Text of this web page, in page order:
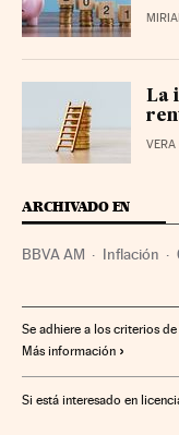
La
VERA
ARCHIVADO EN
BBVA AM Inflación
Fondos inversión
Se adhiere a los criterios de
Más información
Si está interesado en